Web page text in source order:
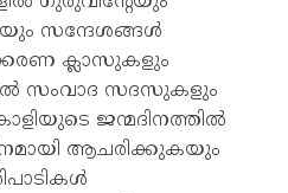
സന്ദേശങ്ങൾ
ക്ലാസുകളും
സംവാദ സദസുകളും
ജന്മദിനത്തിൽ
ആചരിക്കുകയും